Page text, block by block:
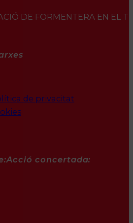
DE FORMENTERA EN EL
de privacitat
Acció concertada: